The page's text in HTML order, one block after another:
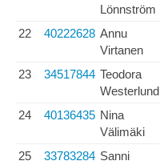
Lönnström
22 40222628 Annu
Virtanen
23 34517844 Teodora
Westerlund
24 40136435 Nina
Välimäki
25 33783284 Sanni